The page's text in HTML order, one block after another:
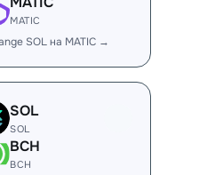
MATIC
SOL на MATIC →
SOL
SOL
BCH
BCH